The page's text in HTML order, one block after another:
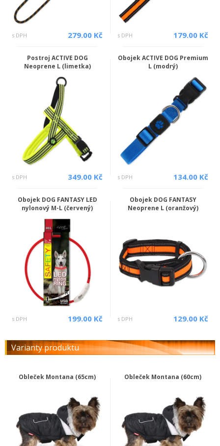
s DPH 279.00 Kč s DPH 179.00 Kč
Postroj ACTIVE DOG
Neoprene L (limetka)
s DPH 349.00 Kč
Obojek ACTIVE DOG Premium
L (modrý)
s DPH 134.00 Kč
Obojek DOG FANTASY LED
nylonový M-L (červený)
s DPH 199.00 Kč
Obojek DOG FANTASY
Neoprene L (oranžový)
s DPH 129.00 Kč
Varianty produktu
Obleček Montana (65cm) Obleček Montana (60cm)